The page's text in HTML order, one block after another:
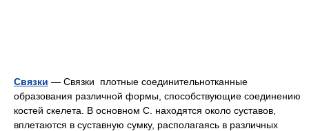
Связки — Связки плотные соединительнотканные
образования различной формы, способствующие соединению
костей скелета. В основном С. находятся около суставов,
вплетаются в суставную сумку, располагаясь в различных